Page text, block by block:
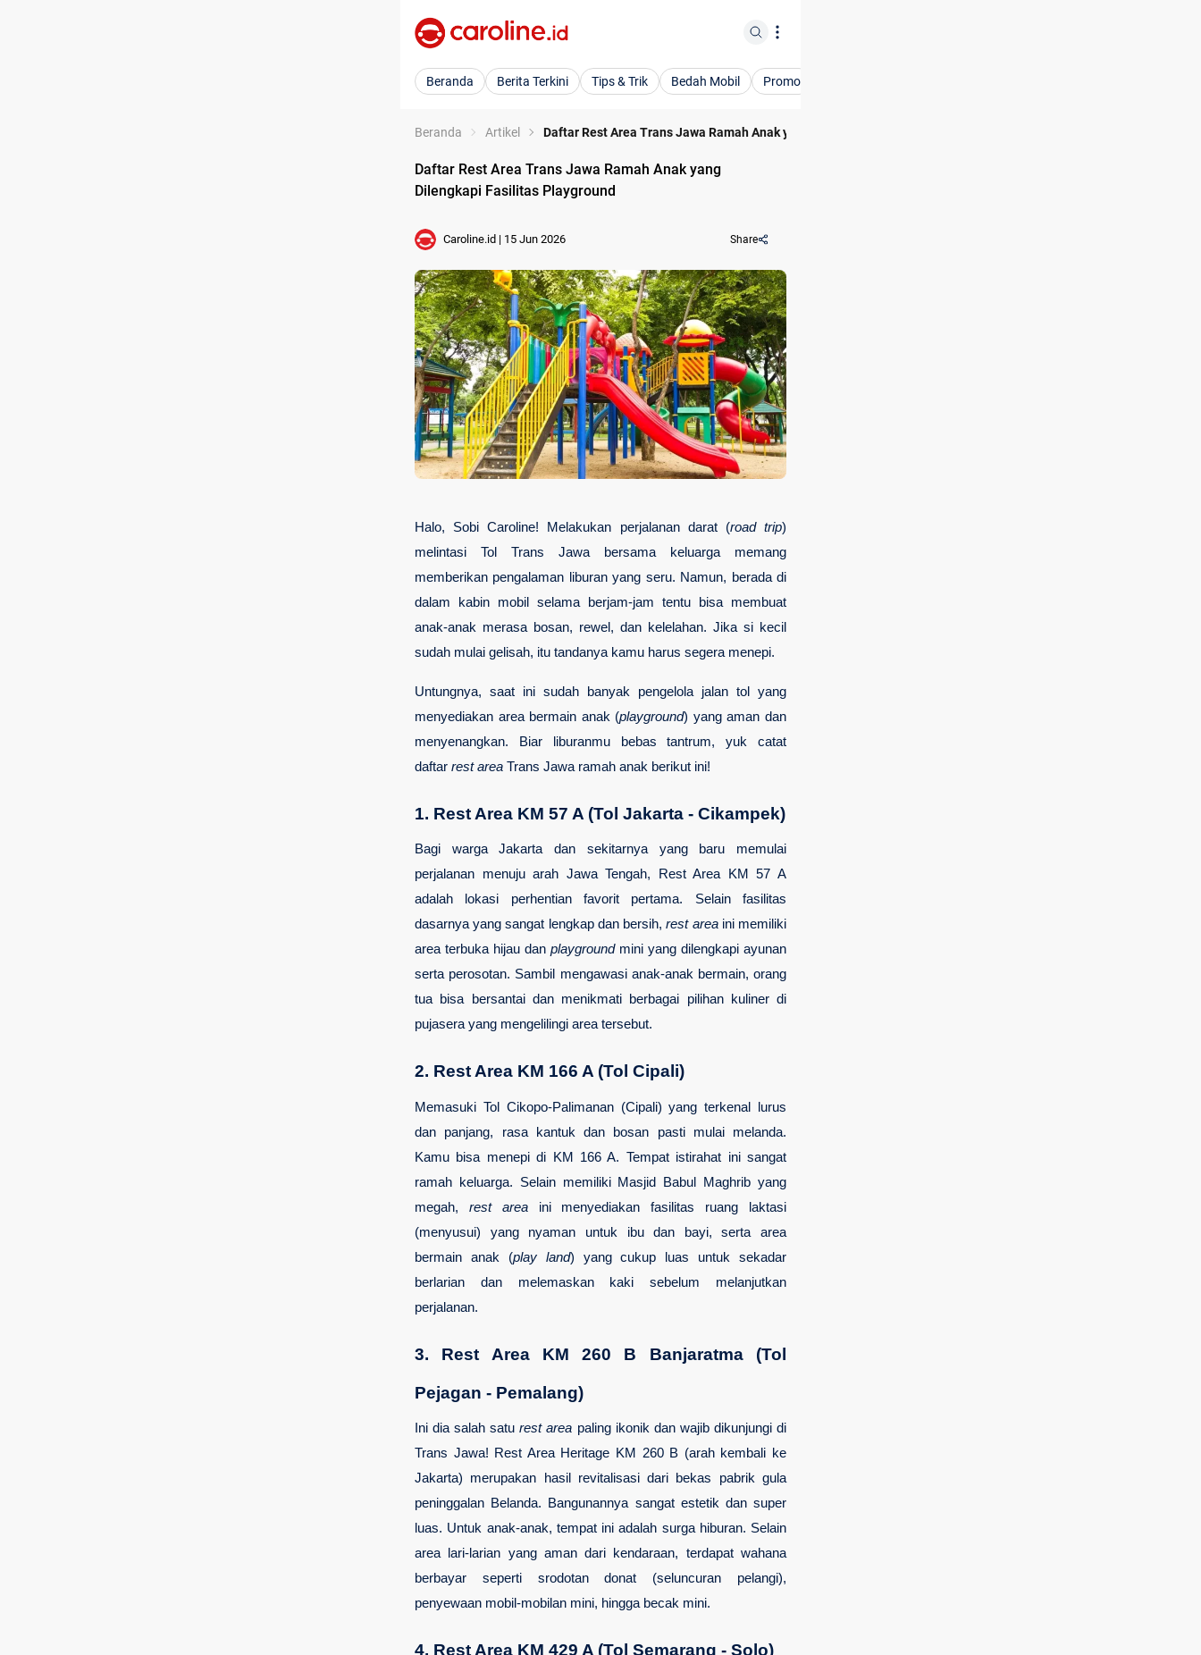
Beranda Berita Terkini Tips & Trik Bedah Mobil Promo
Beranda Artikel Daftar Rest Area Trans Jawa Ramah Anak yang Dilengkapi Fasilitas Playground
Daftar Rest Area Trans Jawa Ramah Anak yang
Dilengkapi Fasilitas Playground
Caroline.id | 15 Jun 2026 Share
Halo, Sobi Caroline! Melakukan perjalanan darat (road trip)
melintasi Tol Trans Jawa bersama keluarga memang
memberikan pengalaman liburan yang seru. Namun, berada di
dalam kabin mobil selama berjam-jam tentu bisa membuat
anak-anak merasa bosan, rewel, dan kelelahan. Jika si kecil
sudah mulai gelisah, itu tandanya kamu harus segera menepi.
Untungnya, saat ini sudah banyak pengelola jalan tol yang
menyediakan area bermain anak (playground) yang aman dan
menyenangkan. Biar liburanmu bebas tantrum, yuk catat
daftar rest area Trans Jawa ramah anak berikut ini!
1. Rest Area KM 57 A (Tol Jakarta - Cikampek)
Bagi warga Jakarta dan sekitarnya yang baru memulai
perjalanan menuju arah Jawa Tengah, Rest Area KM 57 A
adalah lokasi perhentian favorit pertama. Selain fasilitas
dasarnya yang sangat lengkap dan bersih, rest area ini memiliki
area terbuka hijau dan playground mini yang dilengkapi ayunan
serta perosotan. Sambil mengawasi anak-anak bermain, orang
tua bisa bersantai dan menikmati berbagai pilihan kuliner di
pujasera yang mengelilingi area tersebut.
2. Rest Area KM 166 A (Tol Cipali)
Memasuki Tol Cikopo-Palimanan (Cipali) yang terkenal lurus
dan panjang, rasa kantuk dan bosan pasti mulai melanda.
Kamu bisa menepi di KM 166 A. Tempat istirahat ini sangat
ramah keluarga. Selain memiliki Masjid Babul Maghrib yang
megah, rest area ini menyediakan fasilitas ruang laktasi
(menyusui) yang nyaman untuk ibu dan bayi, serta area
bermain anak (play land) yang cukup luas untuk sekadar
berlarian dan melemaskan kaki sebelum melanjutkan
perjalanan.
3. Rest Area KM 260 B Banjaratma (Tol
Pejagan - Pemalang)
Ini dia salah satu rest area paling ikonik dan wajib dikunjungi di
Trans Jawa! Rest Area Heritage KM 260 B (arah kembali ke
Jakarta) merupakan hasil revitalisasi dari bekas pabrik gula
peninggalan Belanda. Bangunannya sangat estetik dan super
luas. Untuk anak-anak, tempat ini adalah surga hiburan. Selain
area lari-larian yang aman dari kendaraan, terdapat wahana
berbayar seperti srodotan donat (seluncuran pelangi),
penyewaan mobil-mobilan mini, hingga becak mini.
4. Rest Area KM 429 A (Tol Semarang - Solo)